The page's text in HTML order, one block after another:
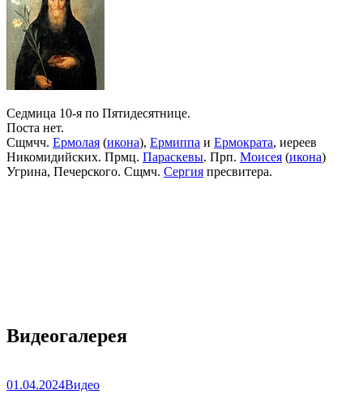
Седмица 10-я по Пятидесятнице.
Поста нет.
Сщмчч. Ермолая (икона), Ермиппа и Ермократа, иереев
Никомидийских. Прмц. Параскевы. Прп. Моисея (икона)
Угрина, Печерского. Сщмч. Сергия пресвитера.
Видеогалерея
01.04.2024Видео